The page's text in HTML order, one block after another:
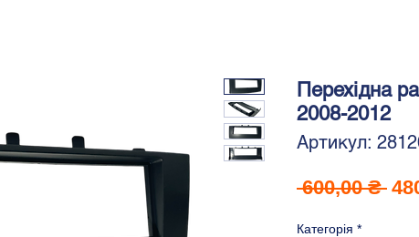
Перехідна
2008-2012
Артикул:
600,00 ₴
Категорія *